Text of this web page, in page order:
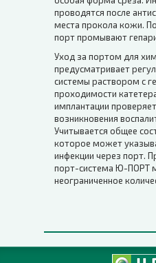
проводятся после
места прокола кожи.
порт промывают
Уход за портом для
предусматривает
системы раствором с
проходимости
имплантации
возникновения
Учитывается общее
которое может
инфекции через порт.
порт-система Ю-ПОРТ
неограниченное